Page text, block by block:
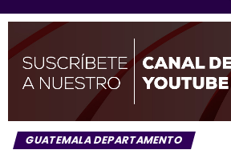
GUATEMALA DEPARTAMENTO